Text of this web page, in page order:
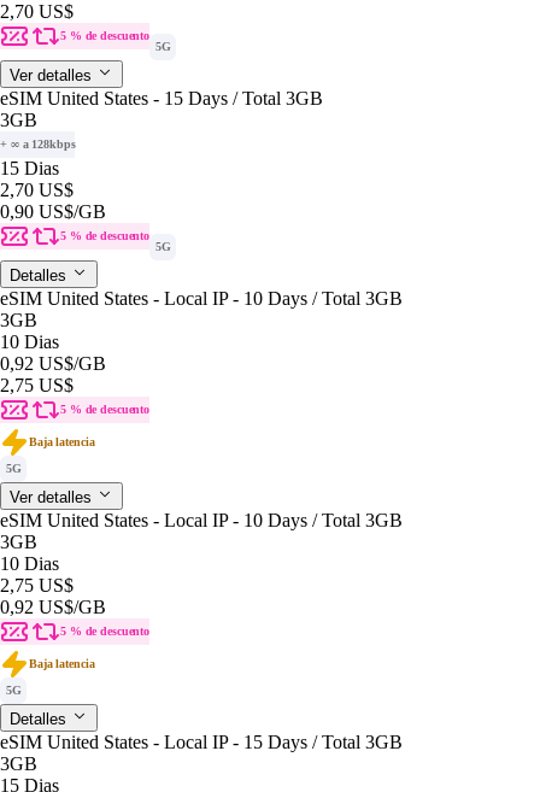
2,70 US$
5 % de descuento
5G
Ver detalles
eSIM United States - 15 Days / Total 3GB
3GB
+ ∞ a 128kbps
15 Dias
2,70 US$
0,90 US$/GB
5 % de descuento
5G
Detalles
eSIM United States - Local IP - 10 Days / Total 3GB
3GB
10 Dias
0,92 US$/GB
2,75 US$
5 % de descuento
Baja latencia
5G
Ver detalles
eSIM United States - Local IP - 10 Days / Total 3GB
3GB
10 Dias
2,75 US$
0,92 US$/GB
5 % de descuento
Baja latencia
5G
Detalles
eSIM United States - Local IP - 15 Days / Total 3GB
3GB
15 Dias